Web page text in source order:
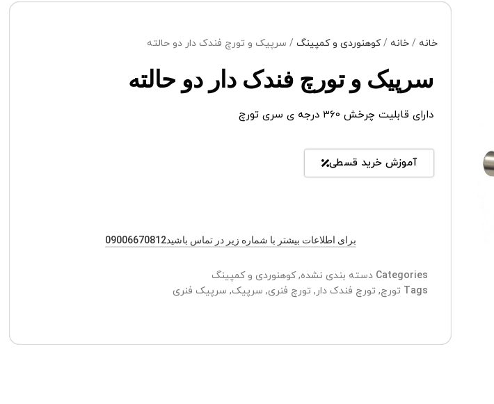
خانه خانه کوهنوردی و کمپینگ سرپیک و تورچ فندک دار دو حالته
سرپیک و تورچ فندک دار دو حالته
دارای قابلیت چرخش 360 درجه ی سری تورچ
آموزش خرید قسطی
برای اطلاعات بیشتر با شماره زیر در تماس باشید09006670812
Categories دسته بندی نشده,کوهنوردی و کمپینگ
Tags تورچ, تورچ فندک دار, تورچ فنری, سرپیک, سرپیک فنری